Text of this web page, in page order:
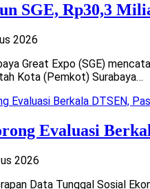
SGE, Rp30,3
2026
Great Expo (SGE)
Kota (Pemkot) Surabaya…
Evaluasi
2026
Data Tunggal Sosial